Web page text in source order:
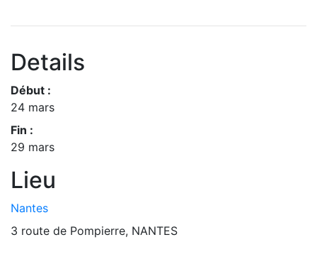
Details
Début :
24 mars
Fin :
29 mars
Lieu
Nantes
3 route de Pompierre, NANTES